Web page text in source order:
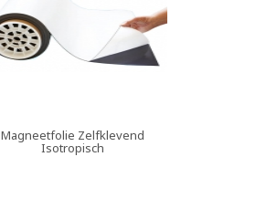
Magneetfolie Zelfklevend
Isotropisch